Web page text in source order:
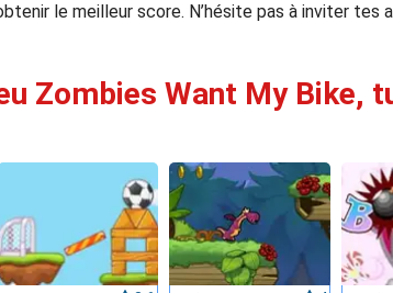
le meilleur score. N’hésite pas à inviter
Zombies Want My Bike,